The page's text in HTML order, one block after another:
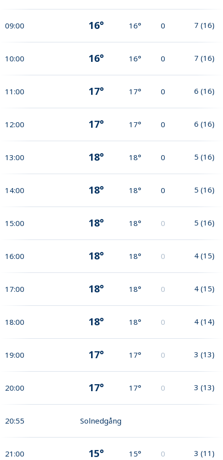
09:00 16° 16° 0 7 (16)
10:00 16° 16° 0 7 (16)
11:00 17° 17° 0 6 (16)
12:00 17° 17° 0 6 (16)
13:00 18° 18° 0 5 (16)
14:00 18° 18° 0 5 (16)
15:00 18° 18° 0 5 (16)
16:00 18° 18° 0 4 (15)
17:00 18° 18° 0 4 (15)
18:00 18° 18° 0 4 (14)
19:00 17° 17° 0 3 (13)
20:00 17° 17° 0 3 (13)
20:55 Solnedgång
21:00 15° 15° 0 3 (11)